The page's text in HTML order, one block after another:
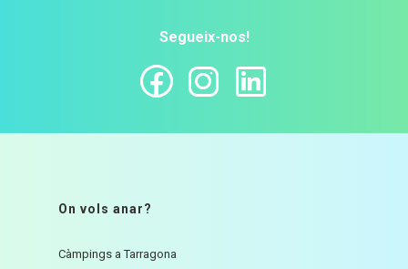
Segueix-nos!
On vols anar?
Càmpings a Tarragona